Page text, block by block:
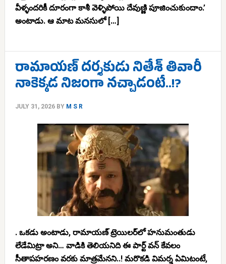
వీళ్ళందరికీ దూరంగా కాశీ వెళ్ళిపోయి దేవుణ్ణి పూజించుకుందాం.’
అంటాడు. ఆ మాట మనసులో […]
రామాయణ్ దర్శకుడు నితేశ్ తివారీ
నాకెక్కడ నిజంగా నచ్చాడంటే..!?
JULY 31, 2026BY M S R
. ఒకడు అంటాడు, రామాయణ్ ట్రెయిలర్‌లో హనుమంతుడు
లేడేమిట్రా అని… వాడికి తెలియనిది ఈ పార్ట్ వన్ కేవలం
సీతాపహరణం వరకు మాత్రమేనని..! మరొకడి విమర్శ ఏమిటంటే,